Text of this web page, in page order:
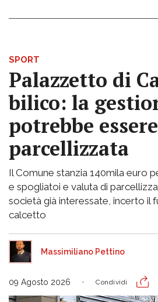
SPORT
Palazzetto di
bilico: la
potrebbe essere
parcellizzata
Il Comune stanzia 140mila euro
e spogliatoi e valuta di
società già interessate, incerto il
calcetto
Massimiliano Pettino
09 Agosto 2026 Condividi